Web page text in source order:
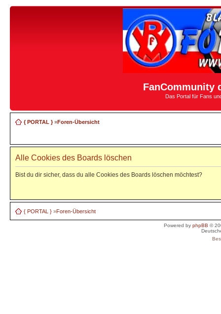
FanCommunity
Das Portal für Fans
{ PORTAL }»Foren-Übersicht
Alle Cookies des Boards löschen
Bist du dir sicher, dass du alle Cookies des Boards löschen möchtest?
{ PORTAL } »Foren-Übersicht
Powered byphpBB ©